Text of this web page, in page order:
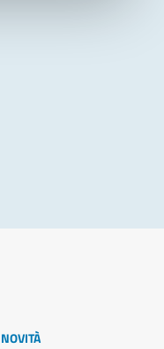
NOVITÀ